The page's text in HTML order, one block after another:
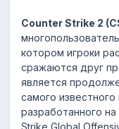
Counter Strike 2
котором игроки
сражаются друг
является
самого
разработанного
Strike Global